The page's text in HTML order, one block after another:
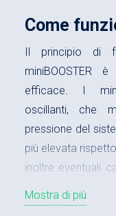
Come
Il principio di
miniBOOSTER
efficace. I
oscillanti, che
pressione del
più elevata
inoltre eventuali
Mostra di più